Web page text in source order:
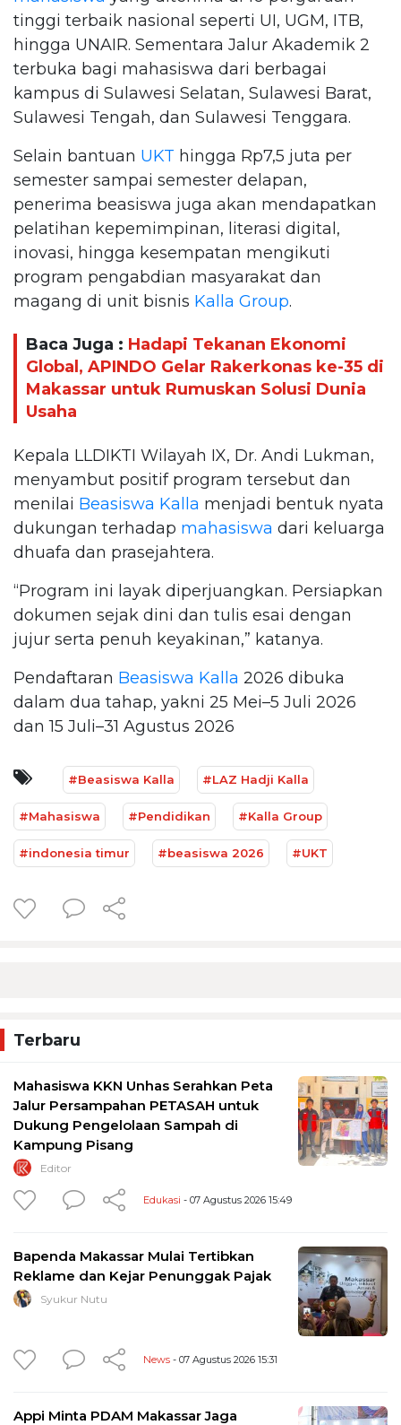
tinggi terbaik nasional seperti UI, UGM, ITB,
hingga UNAIR. Sementara Jalur Akademik 2
terbuka bagi mahasiswa dari berbagai
kampus di Sulawesi Selatan, Sulawesi Barat,
Sulawesi Tengah, dan Sulawesi Tenggara.
Selain bantuan UKT hingga Rp7,5 juta per
semester sampai semester delapan,
penerima beasiswa juga akan mendapatkan
pelatihan kepemimpinan, literasi digital,
inovasi, hingga kesempatan mengikuti
program pengabdian masyarakat dan
magang di unit bisnis Kalla Group.
Baca Juga : Hadapi Tekanan Ekonomi
Global, APINDO Gelar Rakerkonas ke-35 di
Makassar untuk Rumuskan Solusi Dunia
Usaha
Kepala LLDIKTI Wilayah IX, Dr. Andi Lukman,
menyambut positif program tersebut dan
menilai Beasiswa Kalla menjadi bentuk nyata
dukungan terhadap mahasiswa dari keluarga
dhuafa dan prasejahtera.
“Program ini layak diperjuangkan. Persiapkan
dokumen sejak dini dan tulis esai dengan
jujur serta penuh keyakinan,” katanya.
Pendaftaran Beasiswa Kalla 2026 dibuka
dalam dua tahap, yakni 25 Mei–5 Juli 2026
dan 15 Juli–31 Agustus 2026
#Beasiswa Kalla #LAZ Hadji Kalla
#Mahasiswa #Pendidikan #Kalla Group
#indonesia timur #beasiswa 2026 #UKT
Terbaru
Mahasiswa KKN Unhas Serahkan Peta
Jalur Persampahan PETASAH untuk
Dukung Pengelolaan Sampah di
Kampung Pisang
Editor
Edukasi - 07 Agustus 2026 15:49
Bapenda Makassar Mulai Tertibkan
Reklame dan Kejar Penunggak Pajak
Syukur Nutu
News - 07 Agustus 2026 15:31
Appi Minta PDAM Makassar Jaga